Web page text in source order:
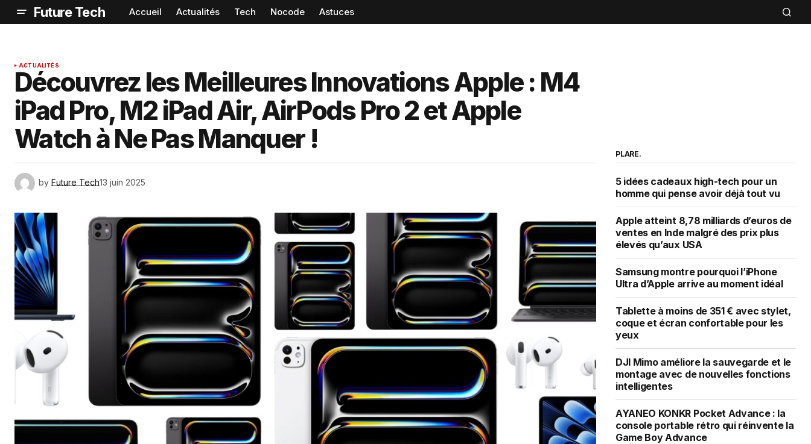
Future Tech Accueil Actualités Tech Nocode Astuces
ACTUALITÉS
Découvrez les Meilleures Innovations Apple : M4
iPad Pro, M2 iPad Air, AirPods Pro 2 et Apple
Watch à Ne Pas Manquer !
by Future Tech13 juin 2025
PLARE.
5 idées cadeaux high-tech pour un
homme qui pense avoir déjà tout vu
Apple atteint 8,78 milliards d’euros de
ventes en Inde malgré des prix plus
élevés qu’aux USA
Samsung montre pourquoi l’iPhone
Ultra d’Apple arrive au moment idéal
Tablette à moins de 351 € avec stylet,
coque et écran confortable pour les
yeux
DJI Mimo améliore la sauvegarde et le
montage avec de nouvelles fonctions
intelligentes
AYANEO KONKR Pocket Advance : la
console portable rétro qui réinvente la
Game Boy Advance